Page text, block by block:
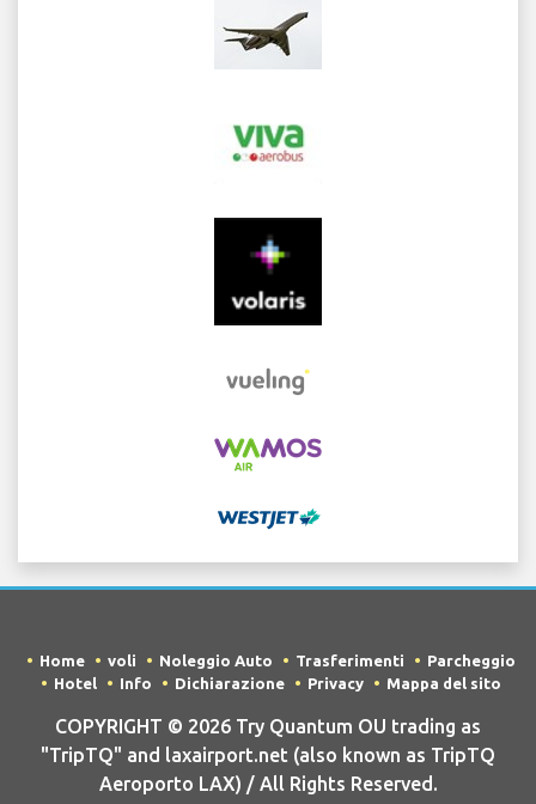
Home voli Noleggio Auto Trasferimenti
Parcheggio
Hotel
Info Dichiarazione Privacy Mappa del sito
COPYRIGHT © 2026 Try Quantum OU trading as
"TripTQ" and laxairport.net (also known as TripTQ
Aeroporto LAX) / All Rights Reserved.